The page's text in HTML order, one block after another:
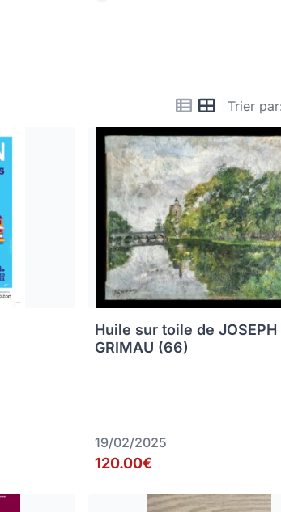
Trier
Huile sur toile de JOSEPH
GRIMAU (66)
19/02/2025
120.00€